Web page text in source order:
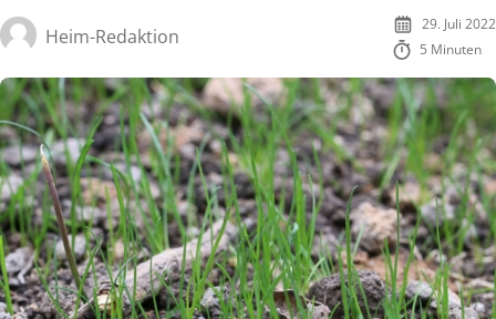
Heim-Redaktion
29. Juli 2022
5 Minuten